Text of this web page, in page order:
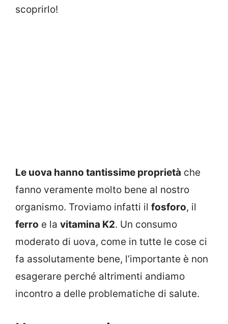
scoprirlo!
Le uova hanno tantissime proprietà che
fanno veramente molto bene al nostro
organismo. Troviamo infatti il fosforo, il
ferro e la vitamina K2. Un consumo
moderato di uova, come in tutte le cose ci
fa assolutamente bene, l’importante è non
esagerare perché altrimenti andiamo
incontro a delle problematiche di salute.